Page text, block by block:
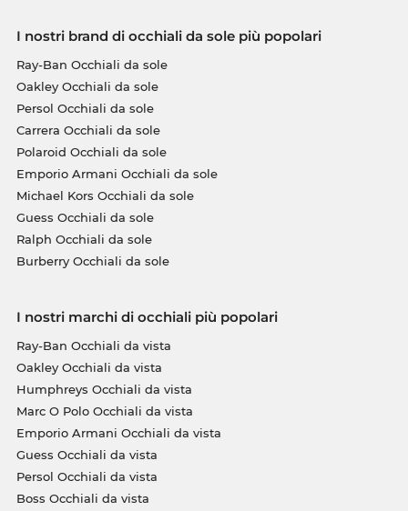
I nostri brand di occhiali da sole più popolari
Ray-Ban Occhiali da sole
Oakley Occhiali da sole
Persol Occhiali da sole
Carrera Occhiali da sole
Polaroid Occhiali da sole
Emporio Armani Occhiali da sole
Michael Kors Occhiali da sole
Guess Occhiali da sole
Ralph Occhiali da sole
Burberry Occhiali da sole
I nostri marchi di occhiali più popolari
Ray-Ban Occhiali da vista
Oakley Occhiali da vista
Humphreys Occhiali da vista
Marc O Polo Occhiali da vista
Emporio Armani Occhiali da vista
Guess Occhiali da vista
Persol Occhiali da vista
Boss Occhiali da vista